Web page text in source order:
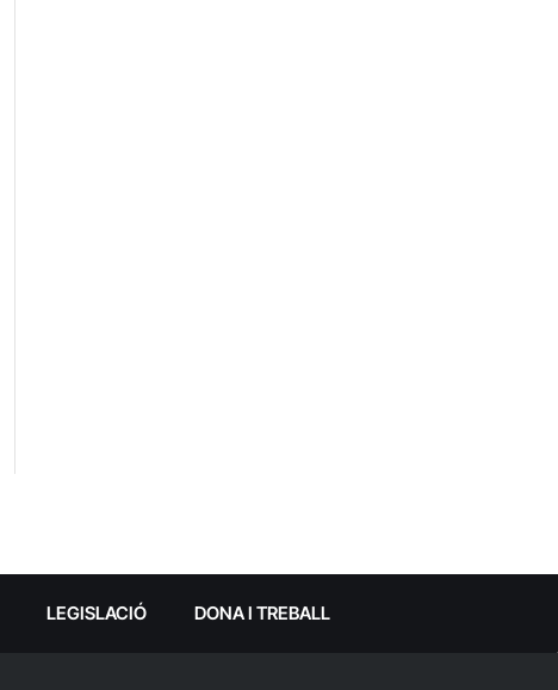
LEGISLACIÓ DONA I TREBALL